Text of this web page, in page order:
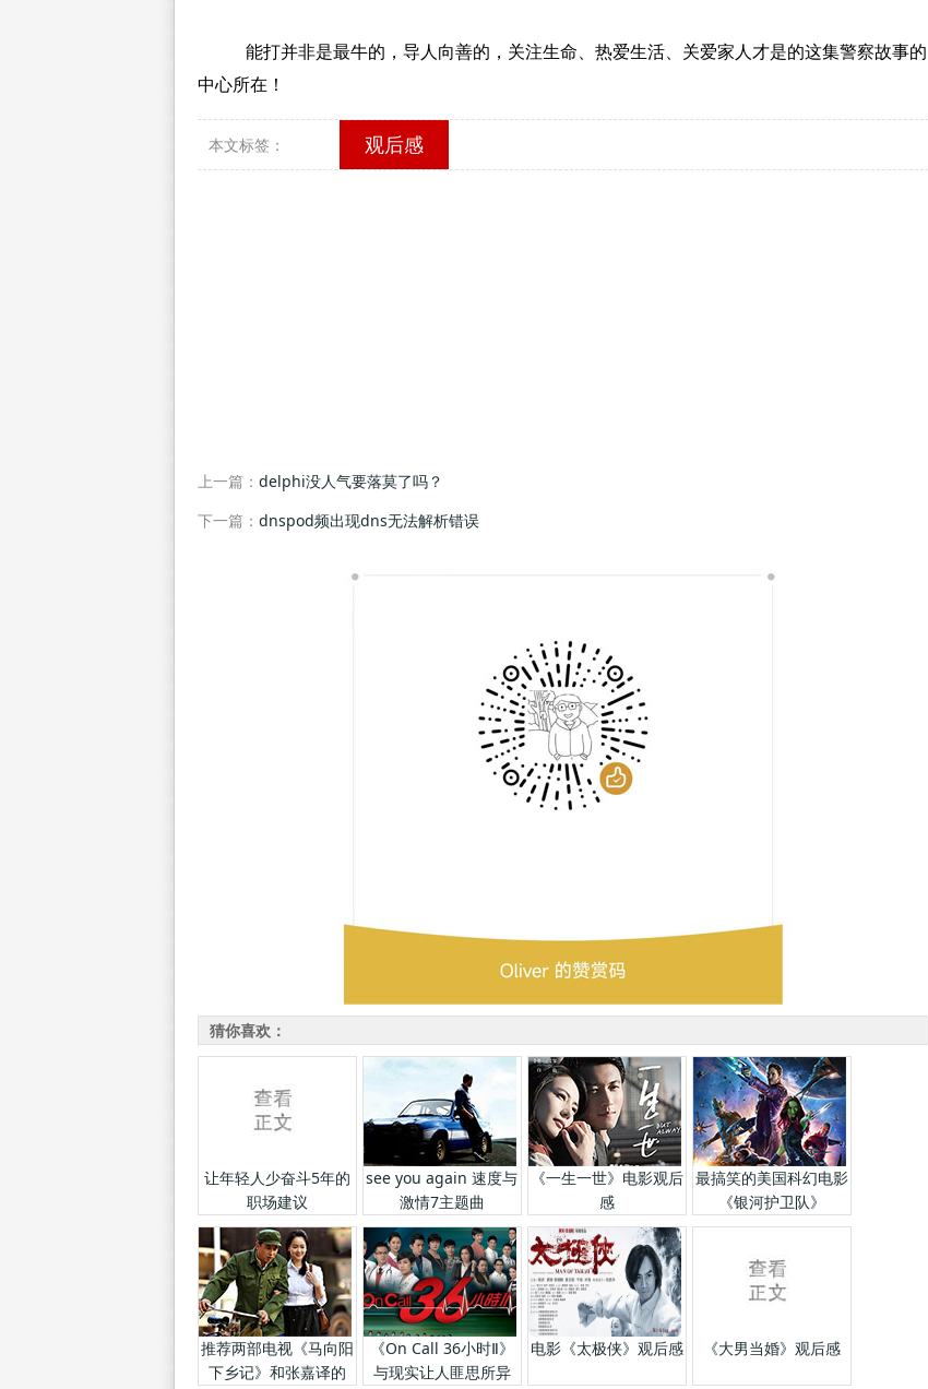
能打并非是最牛的， 导人向善的，关注生命、热爱生活、关爱家人才是的这集警察故事的
中心所在！
本文标签： 观后感
上一篇： delphi没人气要落莫了吗？
下一篇： dnspod频出现dns无法解析错误
猜你喜欢：
让年轻人少奋斗5年的
职场建议
see you again 速度与
激情7主题曲
《一生一世》电影观后
感
最搞笑的美国科幻电影
《银河护卫队》
推荐两部电视《马向阳
下乡记》和张嘉译的
《On Call 36小时Ⅱ》
与现实让人匪思所异
电影《太极侠》观后感 《大男当婚》观后感